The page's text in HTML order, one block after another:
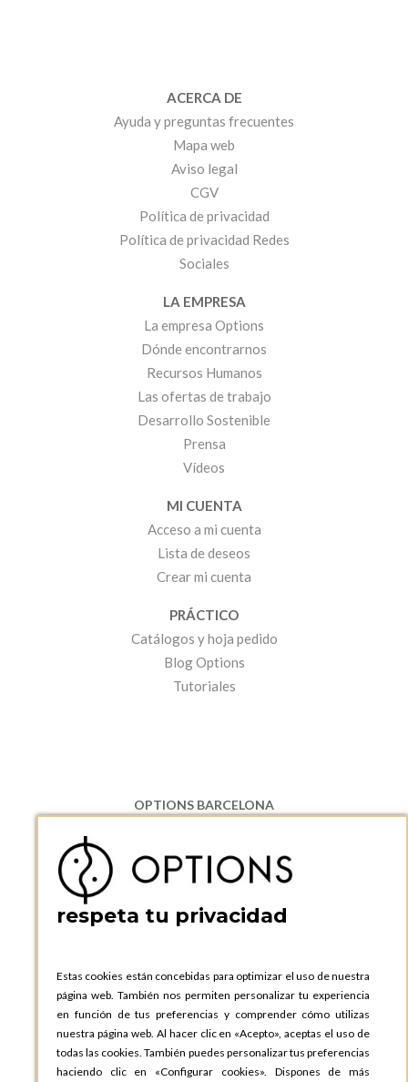
ACERCA DE
Ayuda y preguntas frecuentes
Mapa web
Aviso legal
CGV
Política de privacidad
Política de privacidad Redes
Sociales
LA EMPRESA
La empresa Options
Dónde encontrarnos
Recursos Humanos
Las ofertas de trabajo
Desarrollo Sostenible
Prensa
Vídeos
MI CUENTA
Acceso a mi cuenta
Lista de deseos
Crear mi cuenta
PRÁCTICO
Catálogos y hoja pedido
Blog Options
Tutoriales
OPTIONS BARCELONA
08130 Santa Perpetua de Moguda, Barcelona
ESPAñA
Teléfono:
+34 935 724 041
OPTIONS BARCELONA SHOWROOM
ESPAñA
Teléfono:+34 935 724 041
OPTIONS MADRID
C. Lucio Emilio Cándido, 6,
28803 Alcalá de Henares, Madrid
respeta tu privacidad
Estas cookies están concebidas para optimizar el uso de nuestra
página web. También nos permiten personalizar tu experiencia
en función de tus preferencias y comprender cómo utilizas
nuestra página web. Al hacer clic en «Acepto», aceptas el uso de
todas las cookies. También puedes personalizar tus preferencias
haciendo clic en «Configurar cookies». Dispones de más